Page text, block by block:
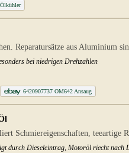
Reparatursätze aus
bei niedrigen Drehzahlen
6420907737 OM642 Ansaug
Schmiereigenschaften, teeartige
durch Dieseleintrag, Motoröl riecht nach